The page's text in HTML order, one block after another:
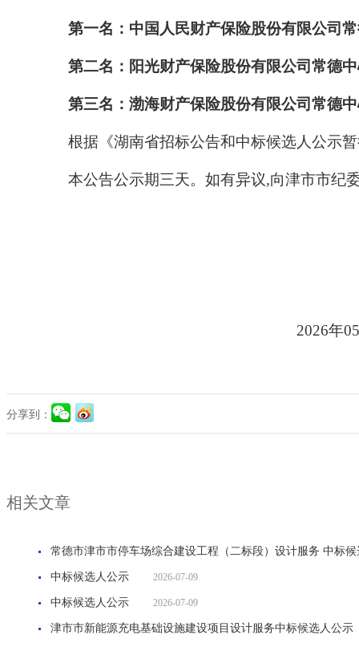
第一名： 中国人民财产保险股份有限公司
第二名：阳光财产保险股份有限公司常德
第三名：渤海财产保险股份有限公司常德
根据《湖南省招标公告和中标候选人公示
本公告公示期三天。如有异议,向津市市纪委
2026年
分享到：
相关文章
常德市津市市停车场综合建设工程（二标段）设计服务 中标
中标候选人公示 2026-07-09
中标候选人公示 2026-07-09
津市市新能源充电基础设施建设项目设计服务中标候选人公示